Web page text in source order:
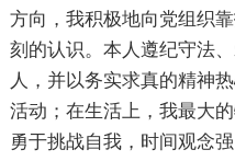
方向，我积极地向党组织
刻的认识。本人遵纪守法
人，并以务实求真的精神
活动；在生活上，我最大
勇于挑战自我，时间观念